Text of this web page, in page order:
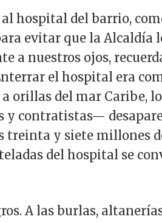
hospital del barrio,
evitar que la Alcaldía
a nuestros ojos,
el hospital era
orillas del mar Caribe,
y contratistas—
treinta y siete millones
del hospital se
A las burlas,